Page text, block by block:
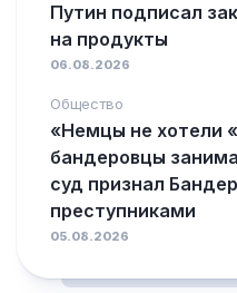
Путин подписал
на продукты
06.08.2026
Общество
«Немцы не хотели
бандеровцы
суд признал
преступниками
05.08.2026